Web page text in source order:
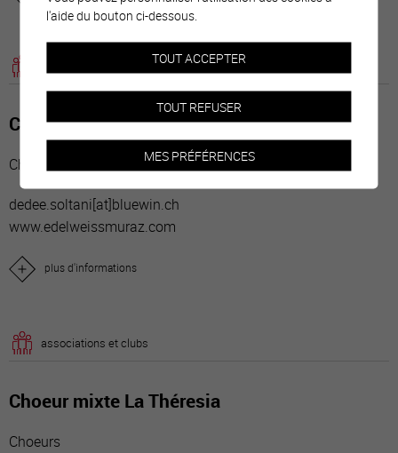
Choeur mixte Edelweiss
Choeurs
dedee.soltani[at]bluewin.ch
www.edelweissmuraz.com
plus d'informations
associations et clubs
Choeur mixte La Théresia
Choeurs
l'aide du bouton ci-dessous.
TOUT ACCEPTER
TOUT REFUSER
MES PRÉFÉRENCES